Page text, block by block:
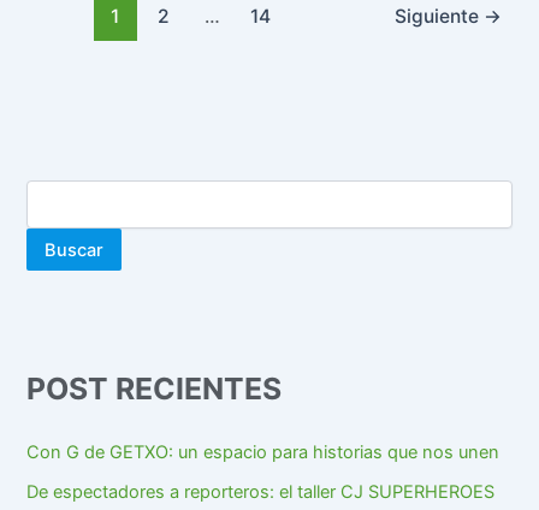
1 2 … 14 Siguiente →
Buscar
POST RECIENTES
Con G de GETXO: un espacio para historias que nos unen
De espectadores a reporteros: el taller CJ SUPERHEROES